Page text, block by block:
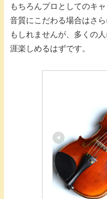
もちろんプロとしてのキ
音質にこだわる場合はさ
もしれませんが、多くの
涯楽しめるはずです。